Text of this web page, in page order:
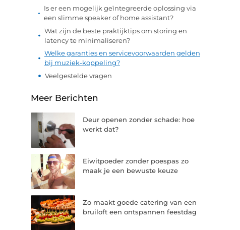
Is er een mogelijk geïntegreerde oplossing via
een slimme speaker of home assistant?
Wat zijn de beste praktijktips om storing en
latency te minimaliseren?
Welke garanties en servicevoorwaarden gelden
bij muziek-koppeling?
Veelgestelde vragen
Meer Berichten
Deur openen zonder schade: hoe
werkt dat?
Eiwitpoeder zonder poespas zo
maak je een bewuste keuze
Zo maakt goede catering van een
bruiloft een ontspannen feestdag